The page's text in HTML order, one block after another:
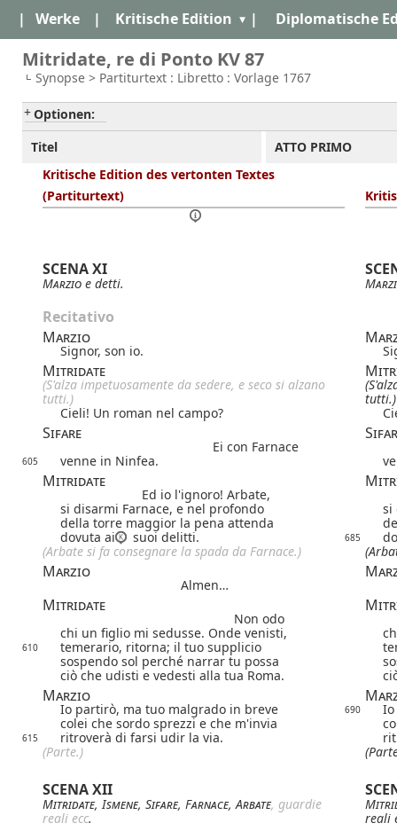
| Werke | Kritische Edition | Diplomatische
Mitridate, re di Ponto KV 87
Synopse > Partiturtext : Libretto : Vorlage 1767
Optionen:
Titel
ATTO PRIMO
Kritische Edition des vertonten Textes
(Partiturtext)
SCENA XI
Marzio e detti.
Recitativo
Marzio
Signor, son io.
Mitridate
(S'alza impetuosamente da sedere, e seco si alzano
tutti.)
tutti.)
Cieli! Un roman nel campo?
Sifare
Ei con Farnace
605 venne in Ninfea.
Mitridate
Ed io l'ignoro! Arbate,
si disarmi Farnace, e nel profondo
si
della torre maggior la pena attenda
dovuta ai
suoi delitti. 685
(Arbate si fa consegnare la spada da Farnace.)
Marzio
Almen…
Mitridate
Non odo
chi un figlio mi sedusse. Onde venisti,
610 temerario, ritorna; il tuo supplicio
sospendo sol perché narrar tu possa
ciò che udisti e vedesti alla tua Roma.
Marzio
Io partirò, ma tuo malgrado in breve 690
colei che sordo sprezzi e che m'invia
615 ritroverà di farsi udir la via.
(Parte.)
SCENA XII
Mitridate,Ismene, Sifare, Farnace,Arbate, guardie
reali ecc.
reali